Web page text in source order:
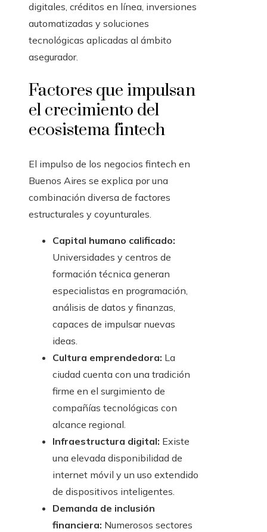
digitales, créditos en línea, inversiones
automatizadas y soluciones
tecnológicas aplicadas al ámbito
asegurador.
Factores que impulsan
el crecimiento del
ecosistema fintech
El impulso de los negocios fintech en
Buenos Aires se explica por una
combinación diversa de factores
estructurales y coyunturales.
Capital humano calificado:
Universidades y centros de
formación técnica generan
especialistas en programación,
análisis de datos y finanzas,
capaces de impulsar nuevas
ideas.
Cultura emprendedora: La
ciudad cuenta con una tradición
firme en el surgimiento de
compañías tecnológicas con
alcance regional.
Infraestructura digital: Existe
una elevada disponibilidad de
internet móvil y un uso extendido
de dispositivos inteligentes.
Demanda de inclusión
financiera: Numerosos sectores